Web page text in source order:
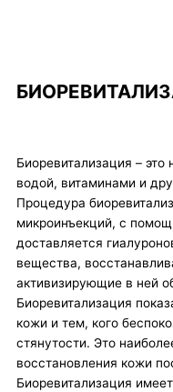
h
t
s
a
p
p
k e
e
g
r
a
Биоревитализация –
водой, витаминами и
Процедура
микроинъекций, с
доставляется
вещества,
активизирующие в ней
Биоревитализация
кожи и тем, кого
стянутости. Это
восстановления кожи
Биоревитализация